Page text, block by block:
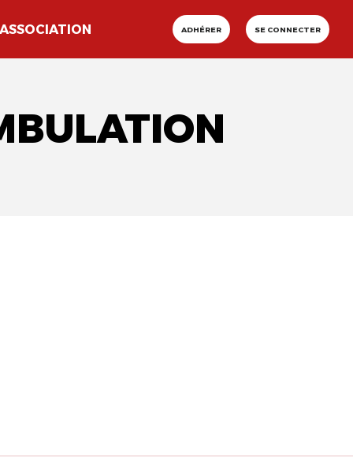
ASSOCIATION ADHÉRER SE CONNECTER